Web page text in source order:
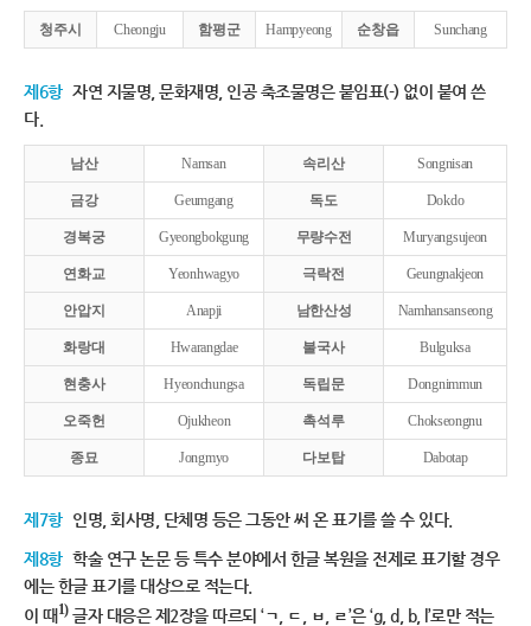
청주시 Cheongju 함평군 Hampyeong 순창읍 Sunchang
제6항 자연 지물명, 문화재명, 인공 축조물명은 붙임표(-) 없이 붙여 쓴
다.
남산 Namsan 속리산 Songnisan
금강 Geumgang 독도 Dokdo
경복궁 Gyeongbokgung 무량수전 Muryangsujeon
연화교 Yeonhwagyo 극락전 Geungnakjeon
안압지 Anapji 남한산성 Namhansanseong
화랑대 Hwarangdae 불국사 Bulguksa
현충사 Hyeonchungsa 독립문 Dongnimmun
오죽헌 Ojukheon 촉석루 Chokseongnu
종묘 Jongmyo 다보탑 Dabotap
제7항 인명, 회사명, 단체명 등은 그동안 써 온 표기를 쓸 수 있다.
제8항 학술 연구 논문 등 특수 분야에서 한글 복원을 전제로 표기할 경우
에는 한글 표기를 대상으로 적는다.
이 때1)글자 대응은 제2장을 따르되 ‘ㄱ, ㄷ, ㅂ, ㄹ’은 ‘g, d, b, l’로만 적는